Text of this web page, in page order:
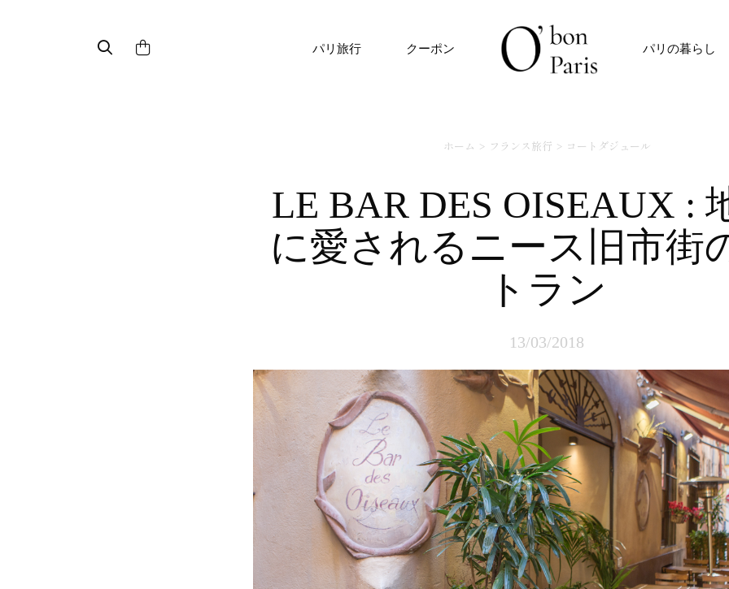
パリ旅行 クーポン パリの暮らし
ホーム フランス旅行 コートダジュール
LE BAR DES OISEAUX : 地元民
に愛されるニース旧市街
トラン
13/03/2018